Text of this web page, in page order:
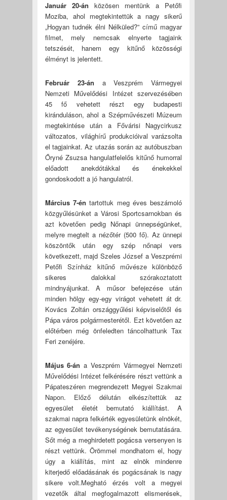
Január 20-án közösen mentünk a Petőfi
Moziba, ahol megtekintettük a nagy sikerű
„Hogyan tudnék élni Nélküled?” című magyar
filmet, mely nemcsak elnyerte tagjaink
tetszését, hanem egy kitűnő közösségi
élményt is jelentett.
Február 23-án a Veszprém Vármegyei
Nemzeti Művelődési Intézet szervezésében
45 fő vehetett részt egy budapesti
kiránduláson, ahol a Szépművészeti Múzeum
megtekintése után a Fővárisi Nagycirkusz
változatos, világhírű produkcióival varázsolta
el tagjainkat. Az utazás során az autóbuszban
Őryné Zsuzsa hangulatfelelős kitűnő humorral
előadott anekdótákkal és énekekkel
gondoskodott a jó hangulatról.
Március 7-én tartottuk meg éves beszámoló
közgyűlésünket a Városi Sportcsarnokban és
azt követően pedig Nőnapi ünnepségünket,
melyre megtelt a nézőtér (500 fő). Az ünnepi
köszöntők után egy szép nőnapi vers
következett, majd Szeles József a Veszprémi
Petőfi Színház kitűnő művésze különböző
sikeres dalokkal szórakoztatott
mindnyájunkat. A műsor befejezése után
minden hölgy egy-egy virágot vehetett át dr.
Kovács Zoltán országgyűlési képviselőtől és
Pápa város polgármesterétől. Ezt követően az
előtérben még önfeledten táncolhattunk Tax
Feri zenéjére.
Május 6-án a Veszprém Vármegyei Nemzeti
Művelődési Intézet felkérésére részt vettünk a
Pápateszéren megrendezett Megyei Szakmai
Napon. Előző délután elkészítettük az
egyesület életét bemutató kiállítást. A
szakmai napra felkérték egyesületünk elnökét,
az egyesület tevékenységének bemutatására.
Sőt még a meghirdetett pogácsa versenyen is
részt vettünk. Örömmel mondhatom el, hogy
úgy a kiállítás, mint az elnök mindenre
kiterjedő előadásának és pogácsának is nagy
sikere volt.Megható érzés volt a megyei
vezetők által megfogalmazott elismerések,